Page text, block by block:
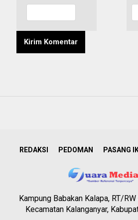
REDAKSI PEDOMAN PASANG
Kampung Babakan Kalapa, RT/
Kecamatan Kalanganyar,